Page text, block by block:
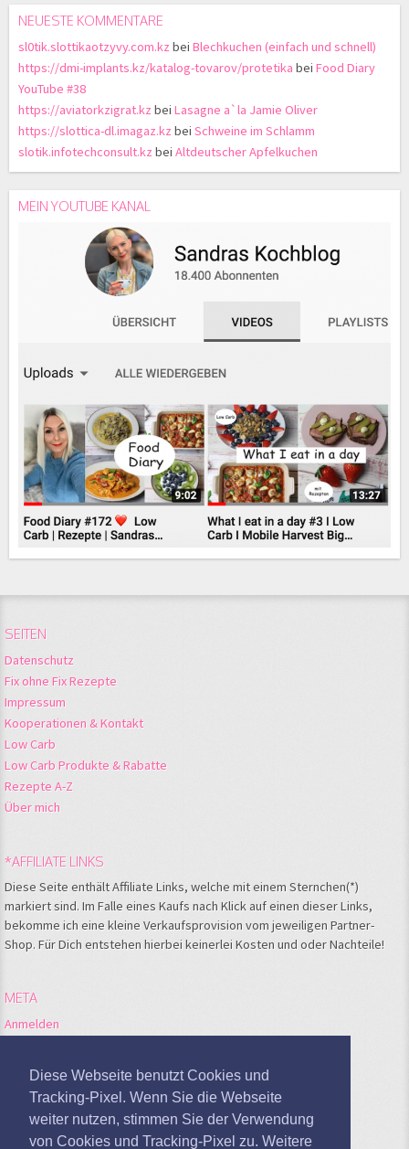
Diese Webseite benutzt Cookies und
Tracking-Pixel. Wenn Sie die Webseite
weiter nutzen, stimmen Sie der Verwendung
von Cookies und Tracking-Pixel zu. Weitere
NEUESTE KOMMENTARE
sl0tik.slottikaotzyvy.com.kz bei Blechkuchen (einfach und schnell)
https://dmi-implants.kz/katalog-tovarov/protetika bei Food Diary
YouTube #38
https://aviatorkzigrat.kz bei Lasagne a`la Jamie Oliver
https://slottica-dl.imagaz.kz bei Schweine im Schlamm
slotik.infotechconsult.kz bei Altdeutscher Apfelkuchen
MEIN YOUTUBE KANAL
SEITEN
Datenschutz
Fix ohne Fix Rezepte
Impressum
Kooperationen & Kontakt
Low Carb
Low Carb Produkte & Rabatte
Rezepte A-Z
Über mich
*AFFILIATE LINKS
Diese Seite enthält Affiliate Links, welche mit einem Sternchen(*)
markiert sind. Im Falle eines Kaufs nach Klick auf einen dieser Links,
bekomme ich eine kleine Verkaufsprovision vom jeweiligen Partner-
Shop. Für Dich entstehen hierbei keinerlei Kosten und oder Nachteile!
META
Anmelden
Kommentare-Feed
Google Analytics deaktivieren